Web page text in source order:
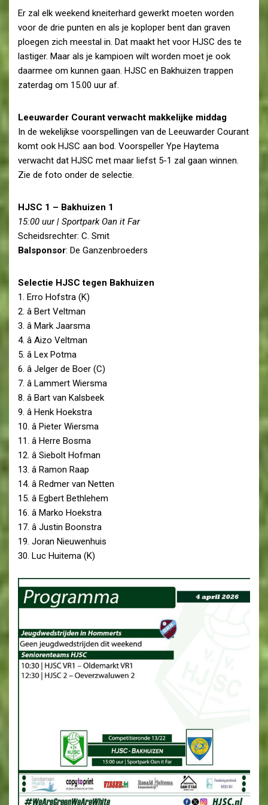
Er zal elk weekend kneiterhard gewerkt moeten worden
voor de drie punten en als je koploper bent dan graven
ploegen zich meestal in. Dat maakt het voor HJSC des te
lastiger. Maar als je kampioen wilt worden moet je ook
daarmee om kunnen gaan. HJSC en Bakhuizen trappen
zaterdag om 15.00 uur af.
Leeuwarder Courant verwacht makkelijke middag
In de wekelijkse voorspellingen van de Leeuwarder Courant
komt ook HJSC aan bod. Voorspeller Ype Haytema
verwacht dat HJSC met maar liefst 5-1 zal gaan winnen.
Zie de foto onder de selectie.
HJSC 1 – Bakhuizen 1
15:00 uur | Sportpark Oan it Far
Scheidsrechter: C. Smit
Balsponsor: De Ganzenbroeders
Selectie HJSC tegen Bakhuizen
1. Erro Hofstra (K)
2. â Bert Veltman
3. â Mark Jaarsma
4. â Aizo Veltman
5. â Lex Potma
6. â Jelger de Boer (C)
7. â Lammert Wiersma
8. â Bart van Kalsbeek
9. â Henk Hoekstra
10. â Pieter Wiersma
11. â Herre Bosma
12. â Siebolt Hofman
13. â Ramon Raap
14. â Redmer van Netten
15. â Egbert Bethlehem
16. â Marko Hoekstra
17. â Justin Boonstra
19. Joran Nieuwenhuis
30. Luc Huitema (K)